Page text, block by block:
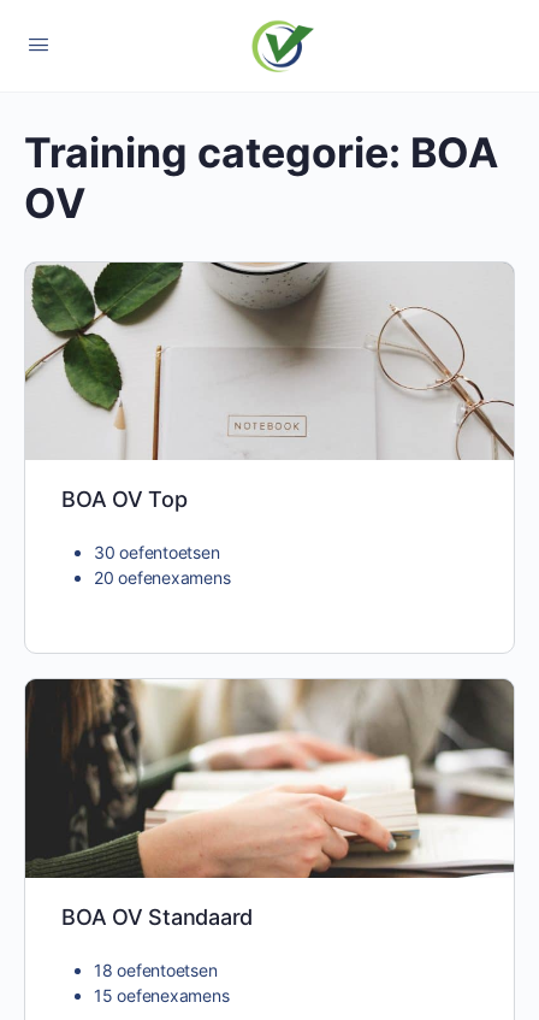
Training categorie: BOA
OV
BOA OV Top
30 oefentoetsen
20 oefenexamens
BOA OV Standaard
18 oefentoetsen
15 oefenexamens